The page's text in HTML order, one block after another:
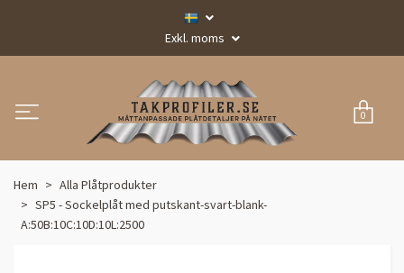
Exkl. moms
0
Hem
Alla Plåtprodukter
SP5 - Sockelplåt med putskant-svart-blank-
A:50B:10C:10D:10L:2500